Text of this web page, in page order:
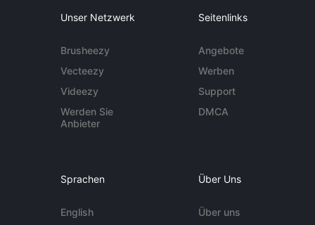
Unser Netzwerk
Brusheezy
Vecteezy
Videezy
Werden Sie
Anbieter
Seitenlinks
Angebote
Werben
Support
DMCA
Sprachen
English
Über Uns
Über uns